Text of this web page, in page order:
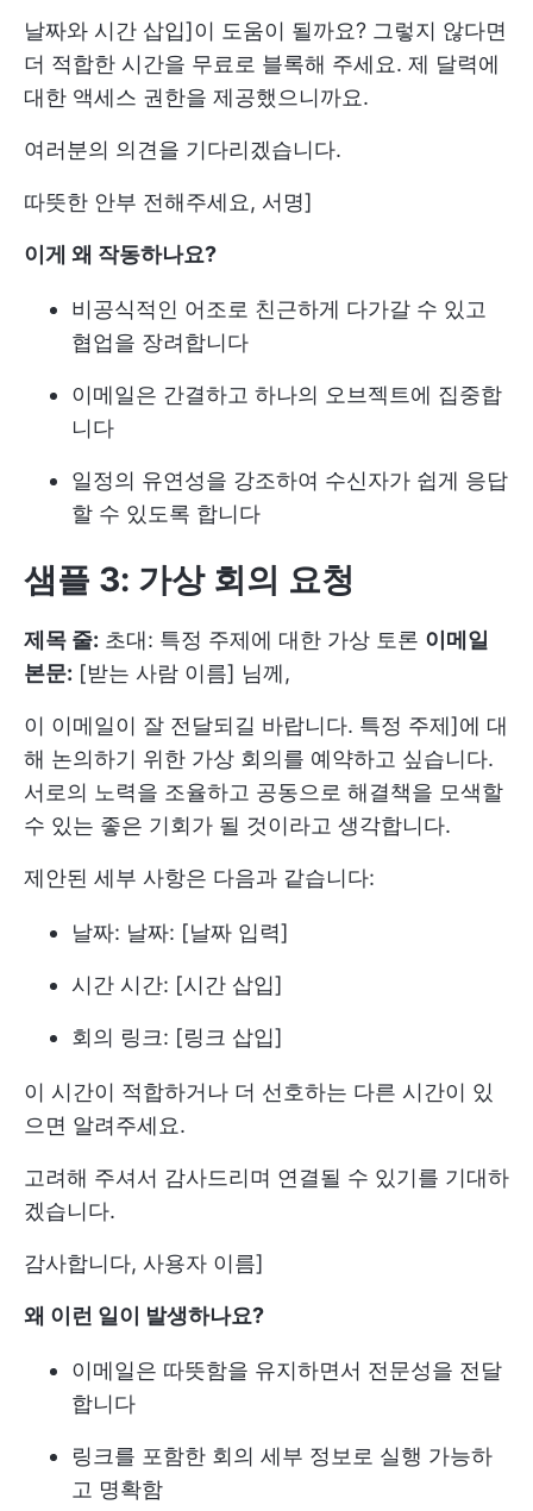
날짜와 시간 삽입]이 도움이 될까요? 그렇지 않다면
더 적합한 시간을 무료로 블록해 주세요. 제 달력에
대한 액세스 권한을 제공했으니까요.
여러분의 의견을 기다리겠습니다.
따뜻한 안부 전해주세요, 서명]
이게 왜 작동하나요?
비공식적인 어조로 친근하게 다가갈 수 있고
협업을 장려합니다
이메일은 간결하고 하나의 오브젝트에 집중합
니다
일정의 유연성을 강조하여 수신자가 쉽게 응답
할 수 있도록 합니다
샘플 3: 가상 회의 요청
제목 줄: 초대: 특정 주제에 대한 가상 토론 이메일
본문: [받는 사람 이름] 님께,
이 이메일이 잘 전달되길 바랍니다. 특정 주제]에 대
해 논의하기 위한 가상 회의를 예약하고 싶습니다.
서로의 노력을 조율하고 공동으로 해결책을 모색할
수 있는 좋은 기회가 될 것이라고 생각합니다.
제안된 세부 사항은 다음과 같습니다:
날짜: 날짜: [날짜 입력]
시간 시간: [시간 삽입]
회의 링크: [링크 삽입]
이 시간이 적합하거나 더 선호하는 다른 시간이 있
으면 알려주세요.
고려해 주셔서 감사드리며 연결될 수 있기를 기대하
겠습니다.
감사합니다, 사용자 이름]
왜 이런 일이 발생하나요?
이메일은 따뜻함을 유지하면서 전문성을 전달
합니다
링크를 포함한 회의 세부 정보로 실행 가능하
고 명확함